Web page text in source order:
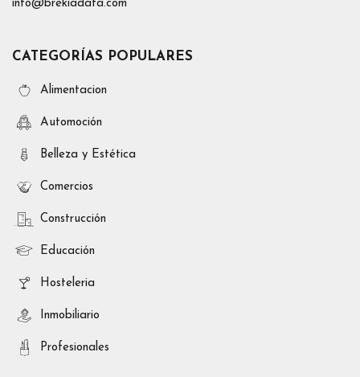
info@brekiadata.com
CATEGORÍAS POPULARES
Alimentacion
Automoción
Belleza y Estética
Comercios
Construcción
Educación
Hosteleria
Inmobiliario
Profesionales